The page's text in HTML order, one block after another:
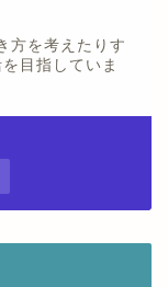
方を考えたりす
目指していま